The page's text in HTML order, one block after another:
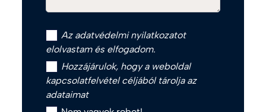
Az adatvédelmi nyilatkozatot
elolvastam és elfogadom.
Hozzájárulok, hogy a weboldal
kapcsolatfelvétel céljából tárolja az
adataimat